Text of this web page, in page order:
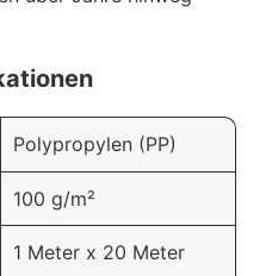
Polypropylen (PP)
100 g/m²
1 Meter x 20 Meter